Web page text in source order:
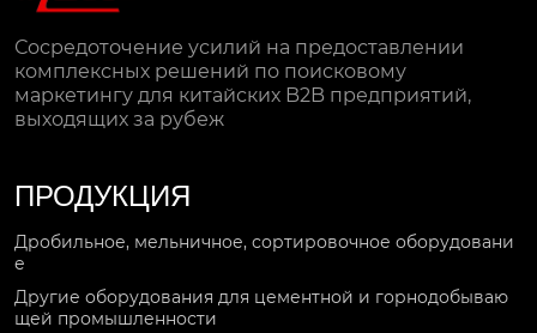
Сосредоточение усилий на предоставлении
комплексных решений по поисковому
маркетингу для китайских B2B предприятий,
выходящих за рубеж
ПРОДУКЦИЯ
Дробильное, мельничное, сортировочное оборудовани
е
Другие оборудования для цементной и горнодобываю
щей промышленности